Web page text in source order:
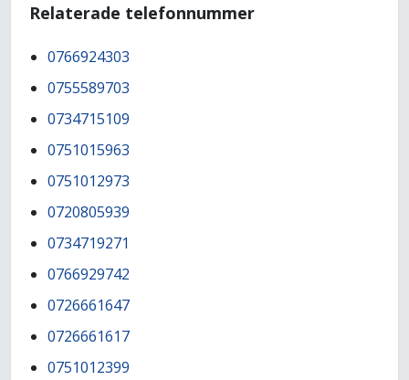
Relaterade telefonnummer
0766924303
0755589703
0734715109
0751015963
0751012973
0720805939
0734719271
0766929742
0726661647
0726661617
0751012399